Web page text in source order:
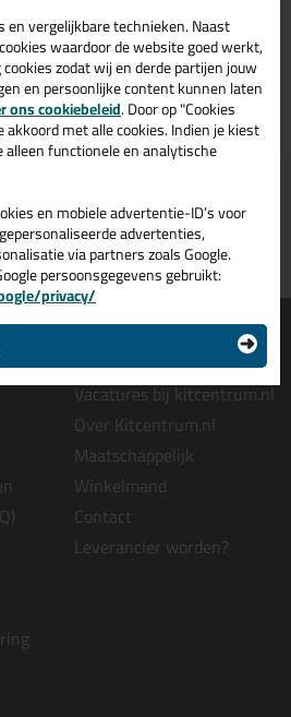
& Sauna kit in de kleur wit kopen? Op
ruim assortiment Otto Chemie witte
Bestel je Otto Chemie ottoseal
gemakkelijk en snel op OTTOSEAL
vanaf75,-
PostNL afhaalpunt: kies zelf
wanneer je afhaalt
Over ons
Wie wij zijn?
Vacatures bij kitcentrum.nl
Over Kitcentrum.nl
Maatschappelijk
Winkelmand
Contact
Leverancier worden?
vergelijkbare technieken. Naast
waardoor de website goed werkt,
zodat wij en derde partijen jouw
en persoonlijke content kunnen laten
ons cookiebeleid. Door op "Cookies
met alle cookies. Indien je kiest
alleen functionele en analytische
en mobiele advertentie-ID’s voor
advertenties,
via partners zoals Google.
persoonsgegevens gebruikt:
privacy/